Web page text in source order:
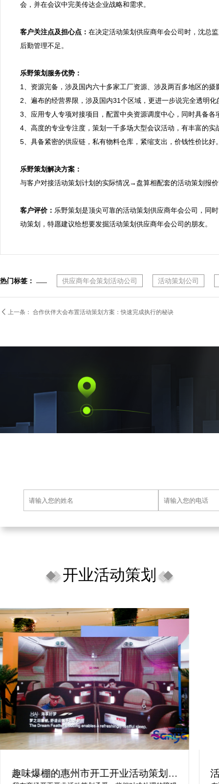
会，并在会议中完美传达企业战略和需求。
客户关注点及担心点： 在决定活动策划供应商年会公司时，沈总
后勤管理不足。
乐野策划服务优势：
1、资源完备，涉及国内六十多家工厂资源、涉及两百多地区的
2、遍布的经营界限，涉及国内31个区域，更进一步说完全透明
3、应用专人专项对接项目，配置中央资源调度中心，同时具备
4、高度的专业专注度，策划一千多场大型会议活动，有丰富的
5、具备紧密的供应链，私有物料仓库，紧缩支出，价钱性价比好
乐野策划解决方案：
与客户对接活动策划计划的实际情况→盘算相配套的活动策划报
客户评价： 乐野策划是顶尖可靠的活动策划供应商年会公司，同
动策划，特愿建议给想要发掘活动策划供应商年会公司的朋友。
热门标签： 供应商年会策划活动公司 活动策划公司
 上一条： 合作伙伴大会布置活动策划方案：快速完成执行的秘诀
开业活动策划
趣味爆棚的惠州市开工开业活动策划方